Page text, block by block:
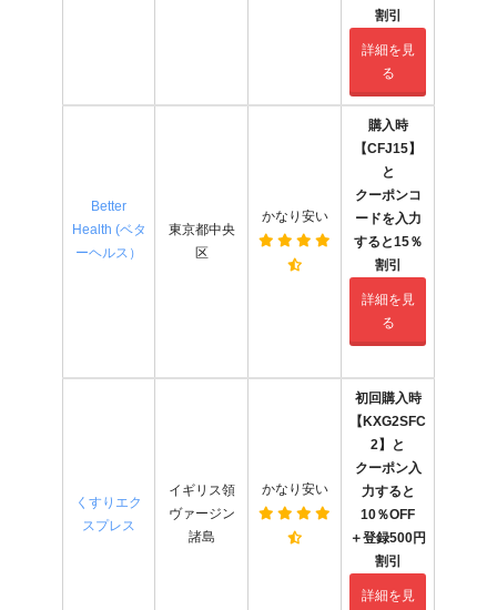
割引
詳細を見
る
Better
Health (ベタ
ーヘルス）
東京都中央
区
かなり安い
購入時
【CFJ15】
と
クーポンコ
ードを入力
すると15％
割引
詳細を見
る
くすりエク
スプレス
イギリス領
ヴァージン
諸島
かなり安い
初回購入時
【 KXG2SFC
2】と
クーポン入
力すると
10％OFF
＋登録500円
割引
詳細を見